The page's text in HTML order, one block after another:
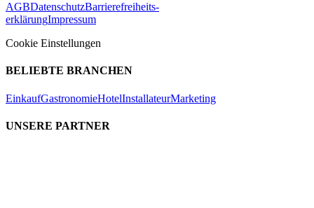
AGBDatenschutzBarrierefreiheits-
erklärungImpressum
Cookie Einstellungen
BELIEBTE BRANCHEN
EinkaufGastronomieHotelInstallateurMarketing
UNSERE PARTNER